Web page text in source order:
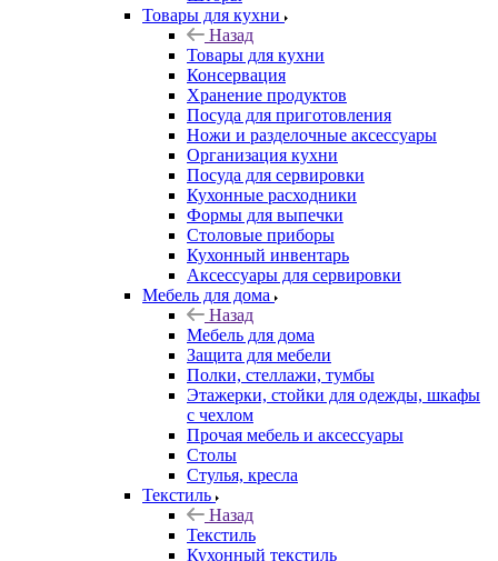
Товары для кухни
Назад
Товары для кухни
Консервация
Хранение продуктов
Посуда для приготовления
Ножи и разделочные аксессуары
Организация кухни
Посуда для сервировки
Кухонные расходники
Формы для выпечки
Столовые приборы
Кухонный инвентарь
Аксессуары для сервировки
Мебель для дома
Назад
Мебель для дома
Защита для мебели
Полки, стеллажи, тумбы
Этажерки, стойки для одежды, шкафы
с чехлом
Прочая мебель и аксессуары
Столы
Стулья, кресла
Текстиль
Назад
Текстиль
Кухонный текстиль